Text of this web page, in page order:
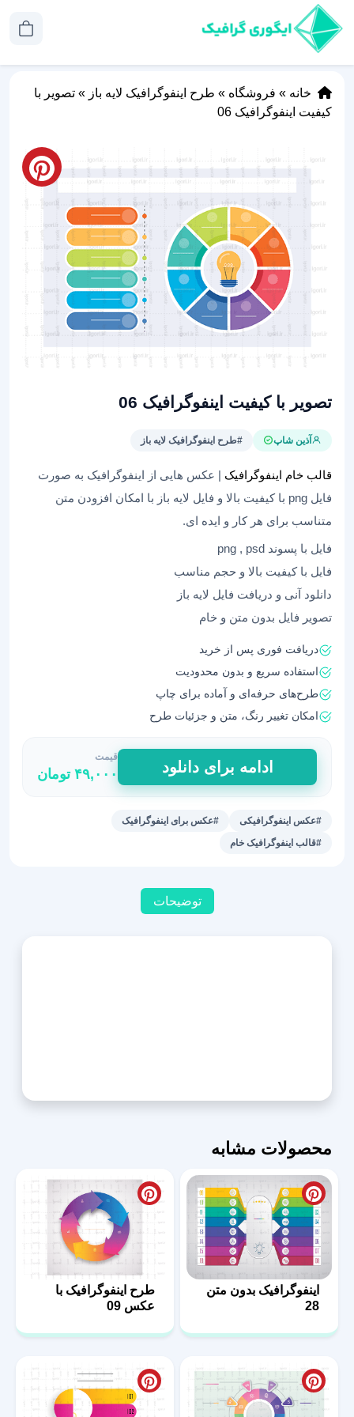
خانه » فروشگاه » طرح اینفوگرافیک لایه باز » تصویر با
کیفیت اینفوگرافیک 06
تصویر با کیفیت اینفوگرافیک 06
آذین شاپ #طرح اینفوگرافیک لایه باز
قالب خام اینفوگرافیک | عکس هایی از اینفوگرافیک به صورت
فایل png با کیفیت بالا و فایل لایه باز با امکان افزودن متن
متناسب برای هر کار و ایده ای.
فایل با پسوند png , psd
فایل با کیفیت بالا و حجم مناسب
دانلود آنی و دریافت فایل لایه باز
تصویر فایل بدون متن و خام
دریافت فوری پس از خرید
استفاده سریع و بدون محدودیت
طرح‌های حرفه‌ای و آماده برای چاپ
امکان تغییر رنگ، متن و جزئیات طرح
تصویر
با
کیفیت
اینفوگرافیک
ادامه برای دانلود
قیمت
۴۹,۰۰۰ تومان
#عکس اینفوگرافیکی
#عکس برای اینفوگرافیک
#قالب اینفوگرافیک خام
توضیحات
محصولات مشابه
اینفوگرافیک بدون متن
28
طرح اینفوگرافیک با
عکس 09